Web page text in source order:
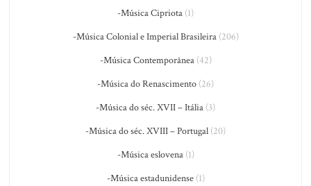
-Música Cipriota (1)
-Música Colonial e Imperial Brasileira(206)
-Música Contemporânea(42)
-Música do Renascimento (26)
-Música do séc. XVII – Itália (3)
-Música do séc. XVIII – Portugal (20)
-Música eslovena(1)
-Música estadunidense(1)